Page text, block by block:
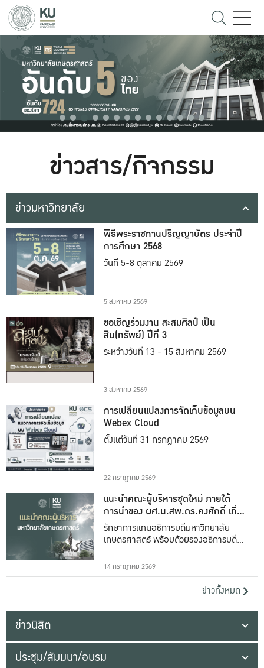
ข่าวสาร/กิจกรรม
ข่าวมหาวิทยาลัย
พิธีพระราชทานปริญญาบัตร ประจำปี
การศึกษา 2568
วันที่ 5-8 ตุลาคม 2569
5 สิงหาคม 2569
ขอเชิญร่วมงาน สะสมศิลป์ เป็น
สิน(ทรัพย์) ปีที่ 3
ระหว่างวันที่ 13 - 15 สิงหาคม 2569
3 สิงหาคม 2569
การเปลี่ยนแปลงการจัดเก็บข้อมูลบน
Webex Cloud
ตั้งแต่วันที่ 31 กรกฎาคม 2569
22 กรกฎาคม 2569
แนะนำคณะผู้บริหารชุดใหม่ ภายใต้
การนำของ ผศ.น.สพ.ดร.คงศักดิ์ เที่ยง
ธรรม
รักษาการแทนอธิการบดีมหาวิทยาลัย
เกษตรศาสตร์ พร้อมด้วยรองอธิการบดีทั้ง
14 กรกฎาคม 2569
ข่าวทั้งหมด
ข่าวนิสิต
ประชุม/สัมมนา/อบรม